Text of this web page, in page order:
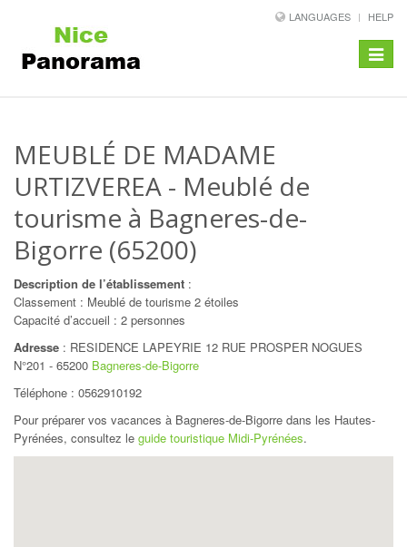
LANGUAGES HELP
Toggle
MEUBLÉ DE MADAME
URTIZVEREA - Meublé de
tourisme à Bagneres-de-
Bigorre (65200)
Description de l’établissement :
Classement : Meublé de tourisme 2 étoiles
Capacité d’accueil : 2 personnes
Adresse : RESIDENCE LAPEYRIE 12 RUE PROSPER NOGUES
N°201 - 65200 Bagneres-de-Bigorre
Téléphone : 0562910192
Pour préparer vos vacances à Bagneres-de-Bigorre dans les Hautes-
Pyrénées, consultez le guide touristique Midi-Pyrénées.